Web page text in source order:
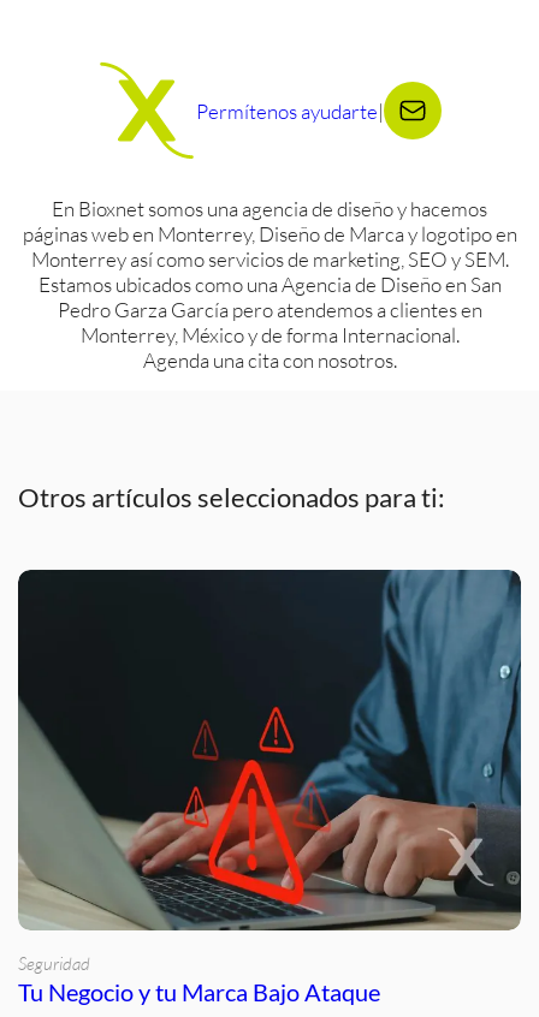
Permítenos ayudarte|
En Bioxnet somos una agencia de diseño y hacemos
páginas web en Monterrey, Diseño de Marca y logotipo en
Monterrey así como servicios de marketing, SEO y SEM.
Estamos ubicados como una Agencia de Diseño en San
Pedro Garza García pero atendemos a clientes en
Monterrey, México y de forma Internacional.
Agenda una cita con nosotros.
Otros artículos seleccionados para ti:
Seguridad
Tu Negocio y tu Marca Bajo Ataque